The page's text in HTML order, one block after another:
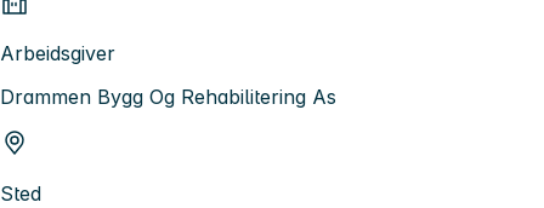
Arbeidsgiver
Drammen Bygg Og Rehabilitering As
Sted